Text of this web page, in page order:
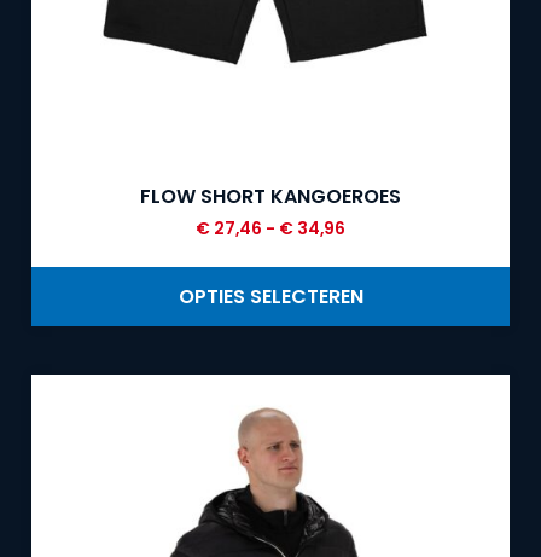
FLOW SHORT KANGOEROES
€ 27,46 - € 34,96
OPTIES SELECTEREN